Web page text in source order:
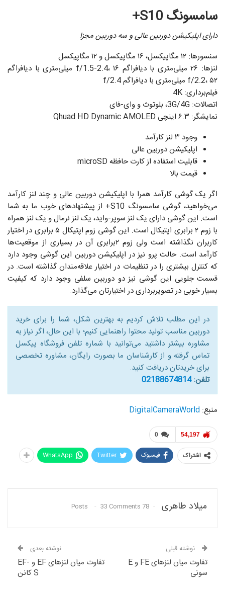
سامسونگ S10+
دارای اپلیکیشن دوربین عالی و سه دوربین مجزا
سنسورها: ۱۲ مگاپیکسل، ۱۶ مگاپیکسل و ۱۲ مگاپیکسل
لنزها: ۲۶ میلی‌متری با دیافراگم f/1.5-2.4، ۱۶ میلی‌متری با دیافراگم
f/2.2، ۵۲ میلی‌متری با دیافراگم f/2.4
فیلم‌برداری: 4K
اتصالات: 3G/4G، بلوتوث و وای-فای
نمایشگر: ۶.۳ اینچی Qhuad HD Dynamic AMOLED
وجود ۳ لنز کارآمد
اپلیکیشن دوربین عالی
قابلیت استفاده از کارت حافظه microSD
قیمت بالا
اگر یک گوشی کارآمد همرا با اپلیکیشن دوربین عالی و چند لنز کارآمد
می‌خواهید، گوشی سامسونگ S10+ از پیشنهادهای خوب ما به شما
است. این گوشی دارای یک لنز سوپر-واید، یک لنز نرمال و یک لنز همراه
با زوم ۲ برابری اپتیکال است. این گوشی زوم اپتیکال ۵ برابری در اختیار
کاربران نگذاشته است ولی زوم ۲برابری آن در بسیاری از موقعیت‌ها
کارآمد است. حالت پرو نیز در اپلیکیشن دوربین این گوشی وجود دارد
که کنترل بیشتری را در تنظیمات در اختیار علاقه‌مندان گذاشته است. در
قسمت جلویی این گوشی نیز دو دوربین سلفی وجود دارد که کیفیت
بسیار خوبی در تصویربرداری در اختیارتان می‌گذارد.
در این مطلب تلاش کردیم به بهترین شکل، شما را برای خرید
دوربین مناسب تولید محتوا راهنمایی کنیم؛ با این حال، اگر نیاز به
مشاوره بیشتر داشتید می‌توانید با شماره تلفن فروشگاه پیکسل
تماس گرفته و از کارشناسان ما بصورت رایگان، مشاوره تخصصی
برای خریدتان دریافت کنید.
تلفن:02188674814
منبع: DigitalCameraWorld
0 54,197
اشتراک فیسبوک Twitter
WhatsApp
میلاد طاهری 78 Posts
33 Comments
نوشته قبلی
تفاوت میان لنزهای FE و E
سونی
نوشته بعدی
تفاوت میان لنزهای EF و EF-
S کانن